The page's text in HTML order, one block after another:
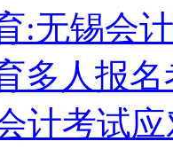
:无锡会
多人报
计考试